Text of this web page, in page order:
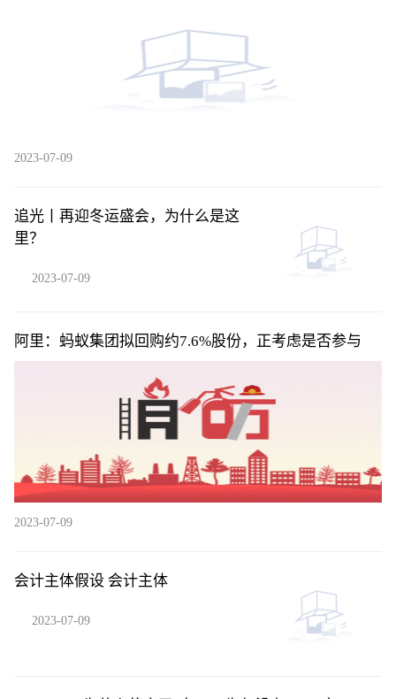
2023-07-09
追光丨再迎冬运盛会，为什么是这
里？
2023-07-09
阿里：蚂蚁集团拟回购约7.6%股份，正考虑是否参与
2023-07-09
会计主体假设 会计主体
2023-07-09